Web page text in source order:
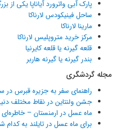
پارک آبی واترورد آیاناپا یکی از
ساحل فینیکودس لارناکا
مارینا لارناکا
مرکز خرید متروپلیس لارناکا
قلعه گیرنه یا قلعه کایرنیا
بندر گیرنه یا گیرنه هاربر
مجله گردشگری
راهنمای سفر به جزیره قبرس در سال
جشن ولنتاین در نقاط مختلف
ماه عسل در ارمنستان –
برای ماه عسل در تایلند به کدام